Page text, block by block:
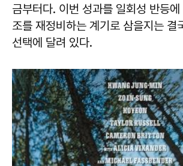
금부터다. 이번 성과를 일회성 반등
조를 재정비하는 계기로 삼을지는 결
선택에 달려 있다.